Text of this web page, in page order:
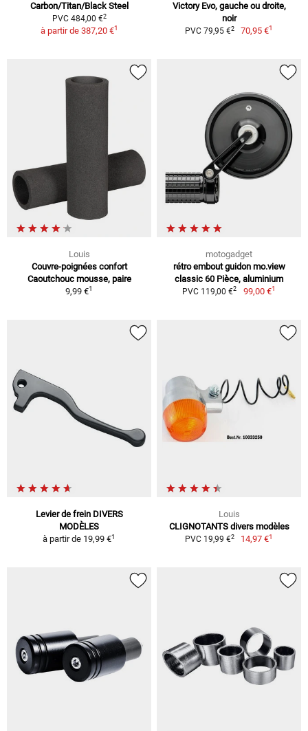
Carbon/Titan/Black Steel
PVC 484,00 €2
à partir de 387,20 €1
Victory Evo, gauche ou droite,
noir
PVC 79,95 €2 70,95 €1
Louis
Couvre-poignées confort
Caoutchouc mousse, paire
9,99 €1
motogadget
rétro embout guidon mo.view
classic 60 Pièce, aluminium
PVC 119,00 €2 99,00 €1
Levier de frein DIVERS
MODÈLES
à partir de 19,99 €1
Louis
CLIGNOTANTS divers modèles
PVC 19,99 €2 14,97 €1